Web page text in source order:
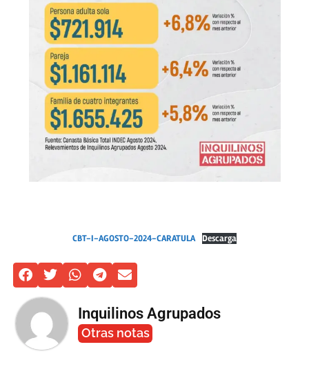
CBT-I-AGOSTO-2024-CARATULA Descarga
Inquilinos Agrupados
Otras notas